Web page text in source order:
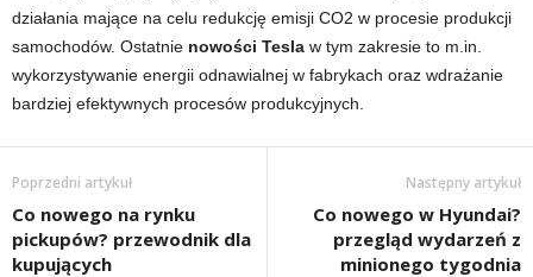
działania mające na celu redukcję emisji CO2 w procesie produkcji
samochodów. Ostatnie nowości Tesla w tym zakresie to m.in.
wykorzystywanie energii odnawialnej w fabrykach oraz wdrażanie
bardziej efektywnych procesów produkcyjnych.
Poprzedni artykuł
Co nowego na rynku
pickupów? przewodnik dla
kupujących
Następny artykuł
Co nowego w Hyundai?
przegląd wydarzeń z
minionego tygodnia